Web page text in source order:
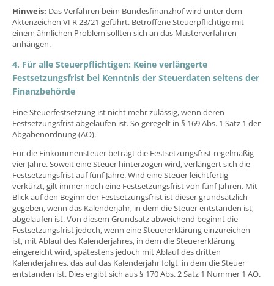
Hinweis: Das Verfahren beim Bundesfinanzhof wird unter dem
Aktenzeichen VI R 23/21 geführt. Betroffene Steuerpflichtige mit
einem ähnlichen Problem sollten sich an das Musterverfahren
anhängen.
4. Für alle Steuerpflichtigen: Keine verlängerte
Festsetzungsfrist bei Kenntnis der Steuerdaten seitens der
Finanzbehörde
Eine Steuerfestsetzung ist nicht mehr zulässig, wenn deren
Festsetzungsfrist abgelaufen ist. So geregelt in § 169 Abs. 1 Satz 1 der
Abgabenordnung (AO).
Für die Einkommensteuer beträgt die Festsetzungsfrist regelmäßig
vier Jahre. Soweit eine Steuer hinterzogen wird, verlängert sich die
Festsetzungsfrist auf fünf Jahre. Wird eine Steuer leichtfertig
verkürzt, gilt immer noch eine Festsetzungsfrist von fünf Jahren. Mit
Blick auf den Beginn der Festsetzungsfrist ist dieser grundsätzlich
gegeben, wenn das Kalenderjahr, in dem die Steuer entstanden ist,
abgelaufen ist. Von diesem Grundsatz abweichend beginnt die
Festsetzungsfrist jedoch, wenn eine Steuererklärung einzureichen
ist, mit Ablauf des Kalenderjahres, in dem die Steuererklärung
eingereicht wird, spätestens jedoch mit Ablauf des dritten
Kalenderjahres, das auf das Kalenderjahr folgt, in dem die Steuer
entstanden ist. Dies ergibt sich aus § 170 Abs. 2 Satz 1 Nummer 1 AO.